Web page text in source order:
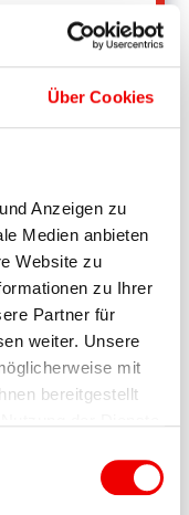
Über Cookies
Anzeigen zu
Medien anbieten
Website zu
zu Ihrer
Partner für
weiter. Unsere
mit
bereitgestellt